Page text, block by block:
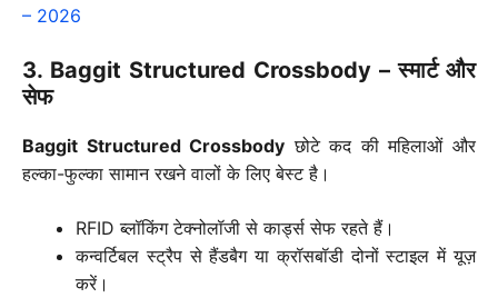
– 2026
3. Baggit Structured Crossbody – स्मार्ट और
सेफ
Baggit Structured Crossbody छोटे कद की महिलाओं और
हल्का-फुल्का सामान रखने वालों के लिए बेस्ट है।
RFID ब्लॉकिंग टेक्नोलॉजी से कार्ड्स सेफ रहते हैं।
कन्वर्टिबल स्ट्रैप से हैंडबैग या क्रॉसबॉडी दोनों स्टाइल में यूज़
करें।